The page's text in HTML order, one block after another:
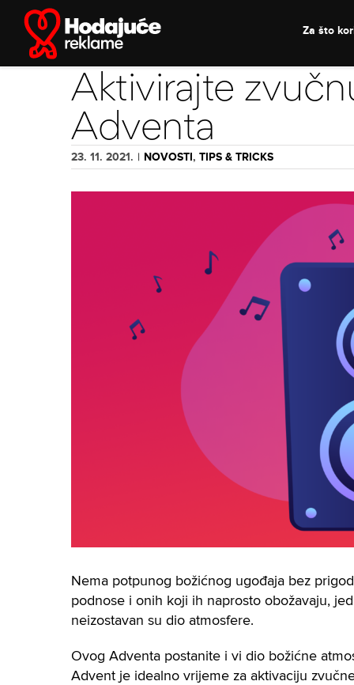
content
Za što
Aktivirajte
Adventa
23. 11. 2021. | NOVOSTI, TIPS & TRICKS
Nema potpunog božićnog ugođaja bez
podnose i onih koji ih naprosto obožavaju,
neizostavan su dio atmosfere.
Ovog Adventa postanite i vi dio božićne
Advent je idealno vrijeme za aktivaciju